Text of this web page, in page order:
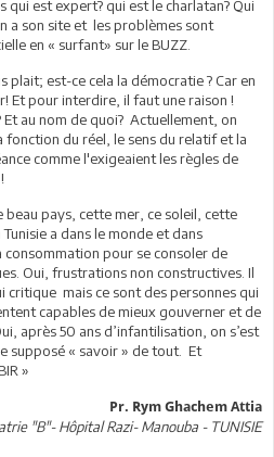
qui est expert? qui est le charlatan? Qui
a son site et les problèmes sont
en « surfant» sur le BUZZ.
plait; est-ce cela la démocratie ? Car en
Et pour interdire, il faut une raison !
au nom de quoi? Actuellement, on
fonction du réel, le sens du relatif et la
comme l'exigeaient les règles de
pays, cette mer, ce soleil, cette
a dans le monde et dans
consommation pour se consoler de
Oui, frustrations non constructives. Il
critique mais ce sont des personnes qui
capables de mieux gouverner et de
après 50 ans d’infantilisation, on s’est
supposé « savoir » de tout. Et
»
Pr. Rym Ghachem Attia
"B"- Hôpital Razi- Manouba - TUNISIE